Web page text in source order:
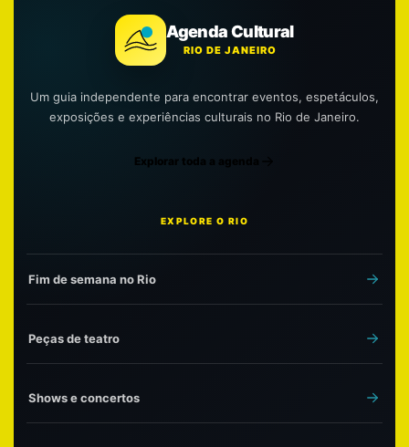
Agenda Cultural
RIO DE JANEIRO
Um guia independente para encontrar eventos, espetáculos,
exposições e experiências culturais no Rio de Janeiro.
Explorar toda a agenda
EXPLORE O RIO
Fim de semana no Rio
Peças de teatro
Shows e concertos